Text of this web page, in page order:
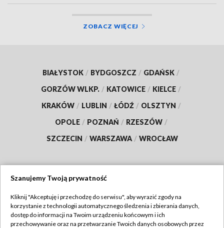
ZOBACZ WIĘCEJ
BIAŁYSTOK / BYDGOSZCZ / GDAŃSK /
GORZÓW WLKP. / KATOWICE / KIELCE /
KRAKÓW / LUBLIN / ŁÓDŹ / OLSZTYN /
OPOLE / POZNAŃ / RZESZÓW /
SZCZECIN / WARSZAWA / WROCŁAW
TVP
Abonament TVP
Szanujemy Twoją prywatność
Kliknij "Akceptuję i przechodzę do serwisu", aby wyrazić zgody na
korzystanie z technologii automatycznego śledzenia i zbierania danych,
dostęp do informacji na Twoim urządzeniu końcowym i ich
przechowywanie oraz na przetwarzanie Twoich danych osobowych przez